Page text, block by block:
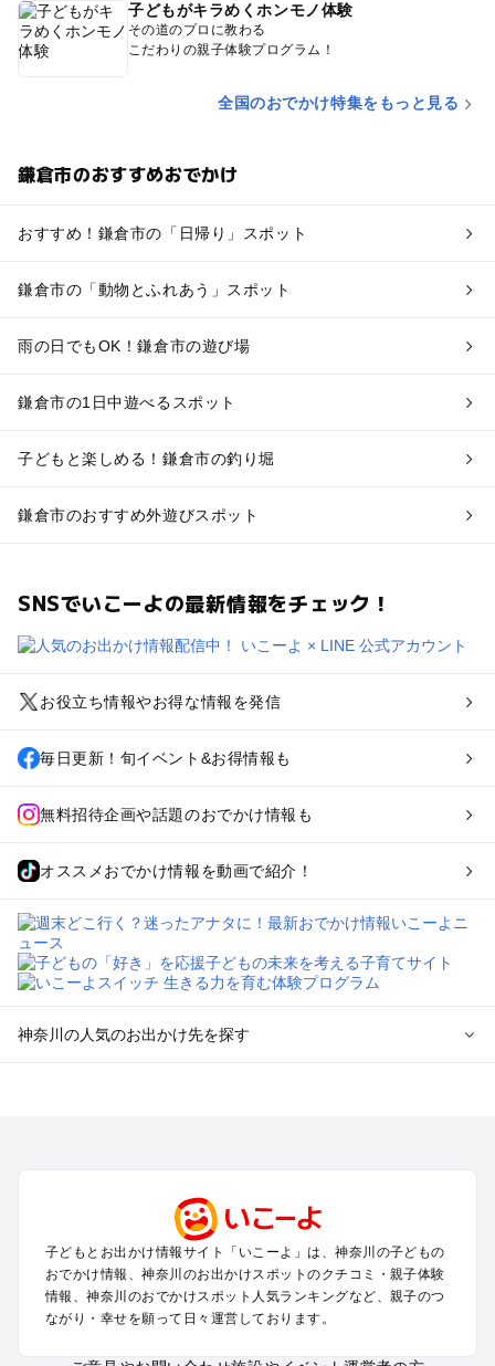
子どもがキラめくホンモノ体験
その道のプロに教わる
こだわりの親子体験プログラム！
全国のおでかけ特集をもっと見る
鎌倉市のおすすめおでかけ
おすすめ！鎌倉市の「日帰り」スポット
鎌倉市の「動物とふれあう」スポット
雨の日でもOK！鎌倉市の遊び場
鎌倉市の1日中遊べるスポット
子どもと楽しめる！鎌倉市の釣り堀
鎌倉市のおすすめ外遊びスポット
SNSでいこーよの最新情報をチェック！
お役立ち情報やお得な情報を発信
毎日更新！旬イベント&お得情報も
無料招待企画や話題のおでかけ情報も
オススメおでかけ情報を動画で紹介！
神奈川の人気のお出かけ先を探す
小田原・熱海・湯河原・真鶴のプールお出かけ
町田・相模原・愛川・上野原のプールお出かけ
新横浜・港北エリア・日吉・青葉台・鶴見のプールお出かけ
川崎のプールお出かけ
海老名・厚木のプールお出かけ
子どもとお出かけ情報サイト「いこーよ」は、神奈川の子どもの
おでかけ情報、神奈川のお出かけスポットのクチコミ・親子体験
情報、神奈川のおでかけスポット人気ランキングなど、親子のつ
ながり・幸せを願って日々運営しております。